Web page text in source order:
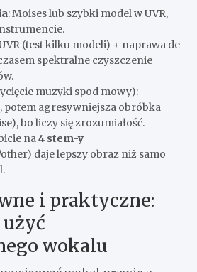
: Moises lub szybki model w UVR,
(test kilku modeli) + naprawa de-
spektralne czyszczenie
muzyki spod mowy):
potem agresywniejsza obróbka
bo liczy się zrozumiałość.
na4 stem-y
daje lepszy obraz niż samo
i praktyczne:
wokalu